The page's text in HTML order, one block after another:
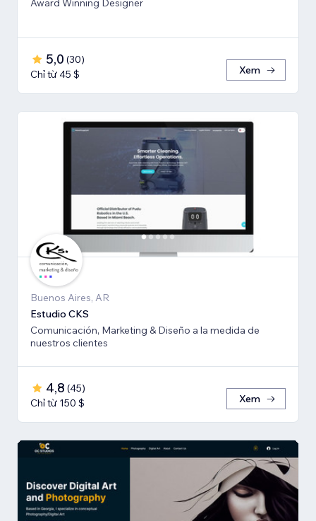
Award Winning Designer
5,0 (30)
Chỉ từ 45 $
Xem
Buenos Aires, AR
Estudio CKS
Comunicación, Marketing & Diseño a la medida de
nuestros clientes
4,8 (45)
Chỉ từ 150 $
Xem